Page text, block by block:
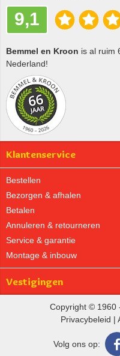
9,1
Bemmel en Kroon is al ruim
Nederland!
Klantenservice
Bestellen
Bezorgen & afhalen
Betalen
Annuleren & retourneren
Service & garantie
Montage & inbouw
Vestigingen
Copyright © 1960
Privacybeleid |
Volg ons op: